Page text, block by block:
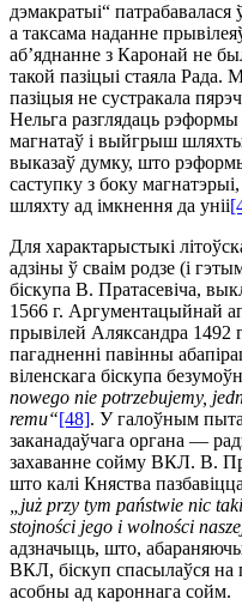
дэмакратыі“ патрабавалася
а таксама наданне
аб’яднанне з Каронай не
такой пазіцыі стаяла
пазіцыя не сустракала
Нельга разглядаць
магнатаў і выйгрыш
выказаў думку, што
саступку з боку
шляхту ад імкнення да уніі
Для характарыстыкі
адзіны ў сваім родзе (і
біскупа В. Пратасевіча,
1566 г. Аргументацыйнай
прывілей Аляксандра
пагадненні павінны
віленскага біскупа
nowego nie potrzebujemy,
remu“[48]. У галоўным
заканадаўчага органа —
захаванне сойму ВКЛ. В.
што калі Княства
„już przy tym państwie nic
stojności jego i wolności
адзначыць, што,
ВКЛ, біскуп спасылаўся на
асобны ад кароннага сойм.